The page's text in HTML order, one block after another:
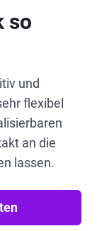
so
und
flexibel
an die
lassen.